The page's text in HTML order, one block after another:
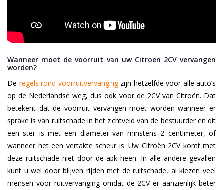
Wanneer moet de voorruit van uw Citroën 2CV vervangen
worden?
De regels rond voorruitvervangingzijn hetzelfde voor alle auto’s
op de Nederlandse weg, dus ook voor de 2CV van Citroën. Dat
betekent dat de voorruit vervangen moet worden wanneer er
sprake is van ruitschade in het zichtveld van de bestuurder en dit
een ster is met een diameter van minstens 2 centimeter, of
wanneer het een vertakte scheur is. Uw Citroën 2CV komt met
deze ruitschade niet door de apk heen. In alle andere gevallen
kunt u wel door blijven rijden met de ruitschade, al kiezen veel
mensen voor ruitvervanging omdat de 2CV er aanzienlijk beter